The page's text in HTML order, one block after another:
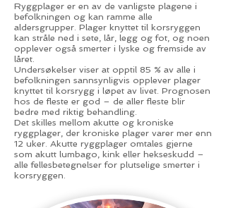
Ryggplager er en av de vanligste plagene i
befolkningen og kan ramme alle
aldersgrupper. Plager knyttet til korsryggen
kan stråle ned i sete, lår, legg og fot, og noen
opplever også smerter i lyske og fremside av
låret.
Undersøkelser viser at opptil 85 % av alle i
befolkningen sannsynligvis opplever plager
knyttet til korsrygg i løpet av livet. Prognosen
hos de fleste er god – de aller fleste blir
bedre med riktig behandling.
Det skilles mellom akutte og kroniske
ryggplager, der kroniske plager varer mer enn
12 uker. Akutte ryggplager omtales gjerne
som akutt lumbago, kink eller hekseskudd –
alle fellesbetegnelser for plutselige smerter i
korsryggen.